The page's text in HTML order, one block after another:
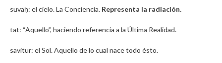
suvaḥ: el cielo. La Conciencia. Representa la radiación.
tat: “Aquello”, haciendo referencia a la Última Realidad.
savitur: el Sol. Aquello de lo cual nace todo ésto.